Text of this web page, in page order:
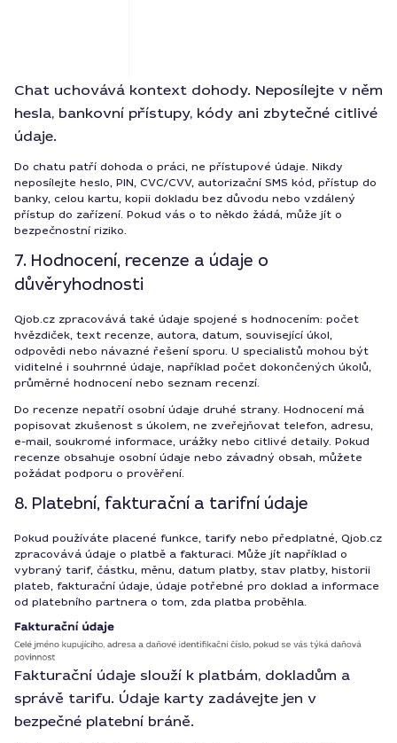
Chat uchovává kontext dohody. Neposílejte v něm
hesla, bankovní přístupy, kódy ani zbytečné citlivé
údaje.
Do chatu patří dohoda o práci, ne přístupové údaje. Nikdy
neposílejte heslo, PIN, CVC/CVV, autorizační SMS kód, přístup do
banky, celou kartu, kopii dokladu bez důvodu nebo vzdálený
přístup do zařízení. Pokud vás o to někdo žádá, může jít o
bezpečnostní riziko.
7. Hodnocení, recenze a údaje o
důvěryhodnosti
Qjob.cz zpracovává také údaje spojené s hodnocením: počet
hvězdiček, text recenze, autora, datum, související úkol,
odpovědi nebo návazné řešení sporu. U specialistů mohou být
viditelné i souhrnné údaje, například počet dokončených úkolů,
průměrné hodnocení nebo seznam recenzí.
Do recenze nepatří osobní údaje druhé strany. Hodnocení má
popisovat zkušenost s úkolem, ne zveřejňovat telefon, adresu,
e-mail, soukromé informace, urážky nebo citlivé detaily. Pokud
recenze obsahuje osobní údaje nebo závadný obsah, můžete
požádat podporu o prověření.
8. Platební, fakturační a tarifní údaje
Pokud používáte placené funkce, tarify nebo předplatné, Qjob.cz
zpracovává údaje o platbě a fakturaci. Může jít například o
vybraný tarif, částku, měnu, datum platby, stav platby, historii
plateb, fakturační údaje, údaje potřebné pro doklad a informace
od platebního partnera o tom, zda platba proběhla.
Fakturační údaje slouží k platbám, dokladům a
správě tarifu. Údaje karty zadávejte jen v
bezpečné platební bráně.